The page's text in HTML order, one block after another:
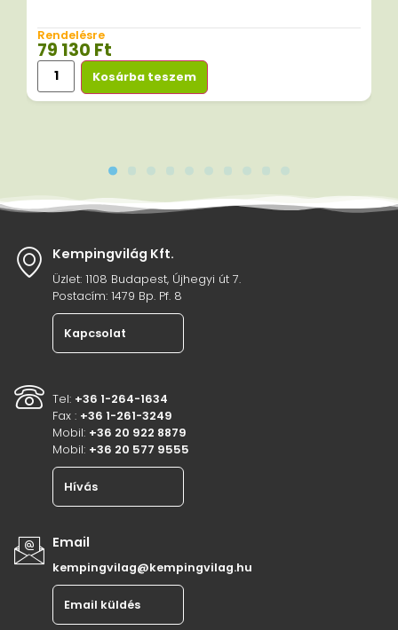
Rendelésre
79 130 Ft
Kosárba teszem
Kempingvilág Kft.
Üzlet: 1108 Budapest, Újhegyi út 7.
Postacím: 1479 Bp. Pf. 8
Kapcsolat
Tel: +36 1-264-1634
Fax : +36 1-261-3249
Mobil: +36 20 922 8879
Mobil: +36 20 577 9555
Hívás
Email
kempingvilag@kempingvilag.hu
Email küldés